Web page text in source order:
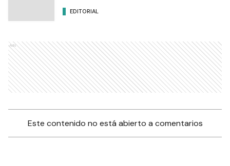
EDITORIAL
Ads
Este contenido no está abierto a comentarios